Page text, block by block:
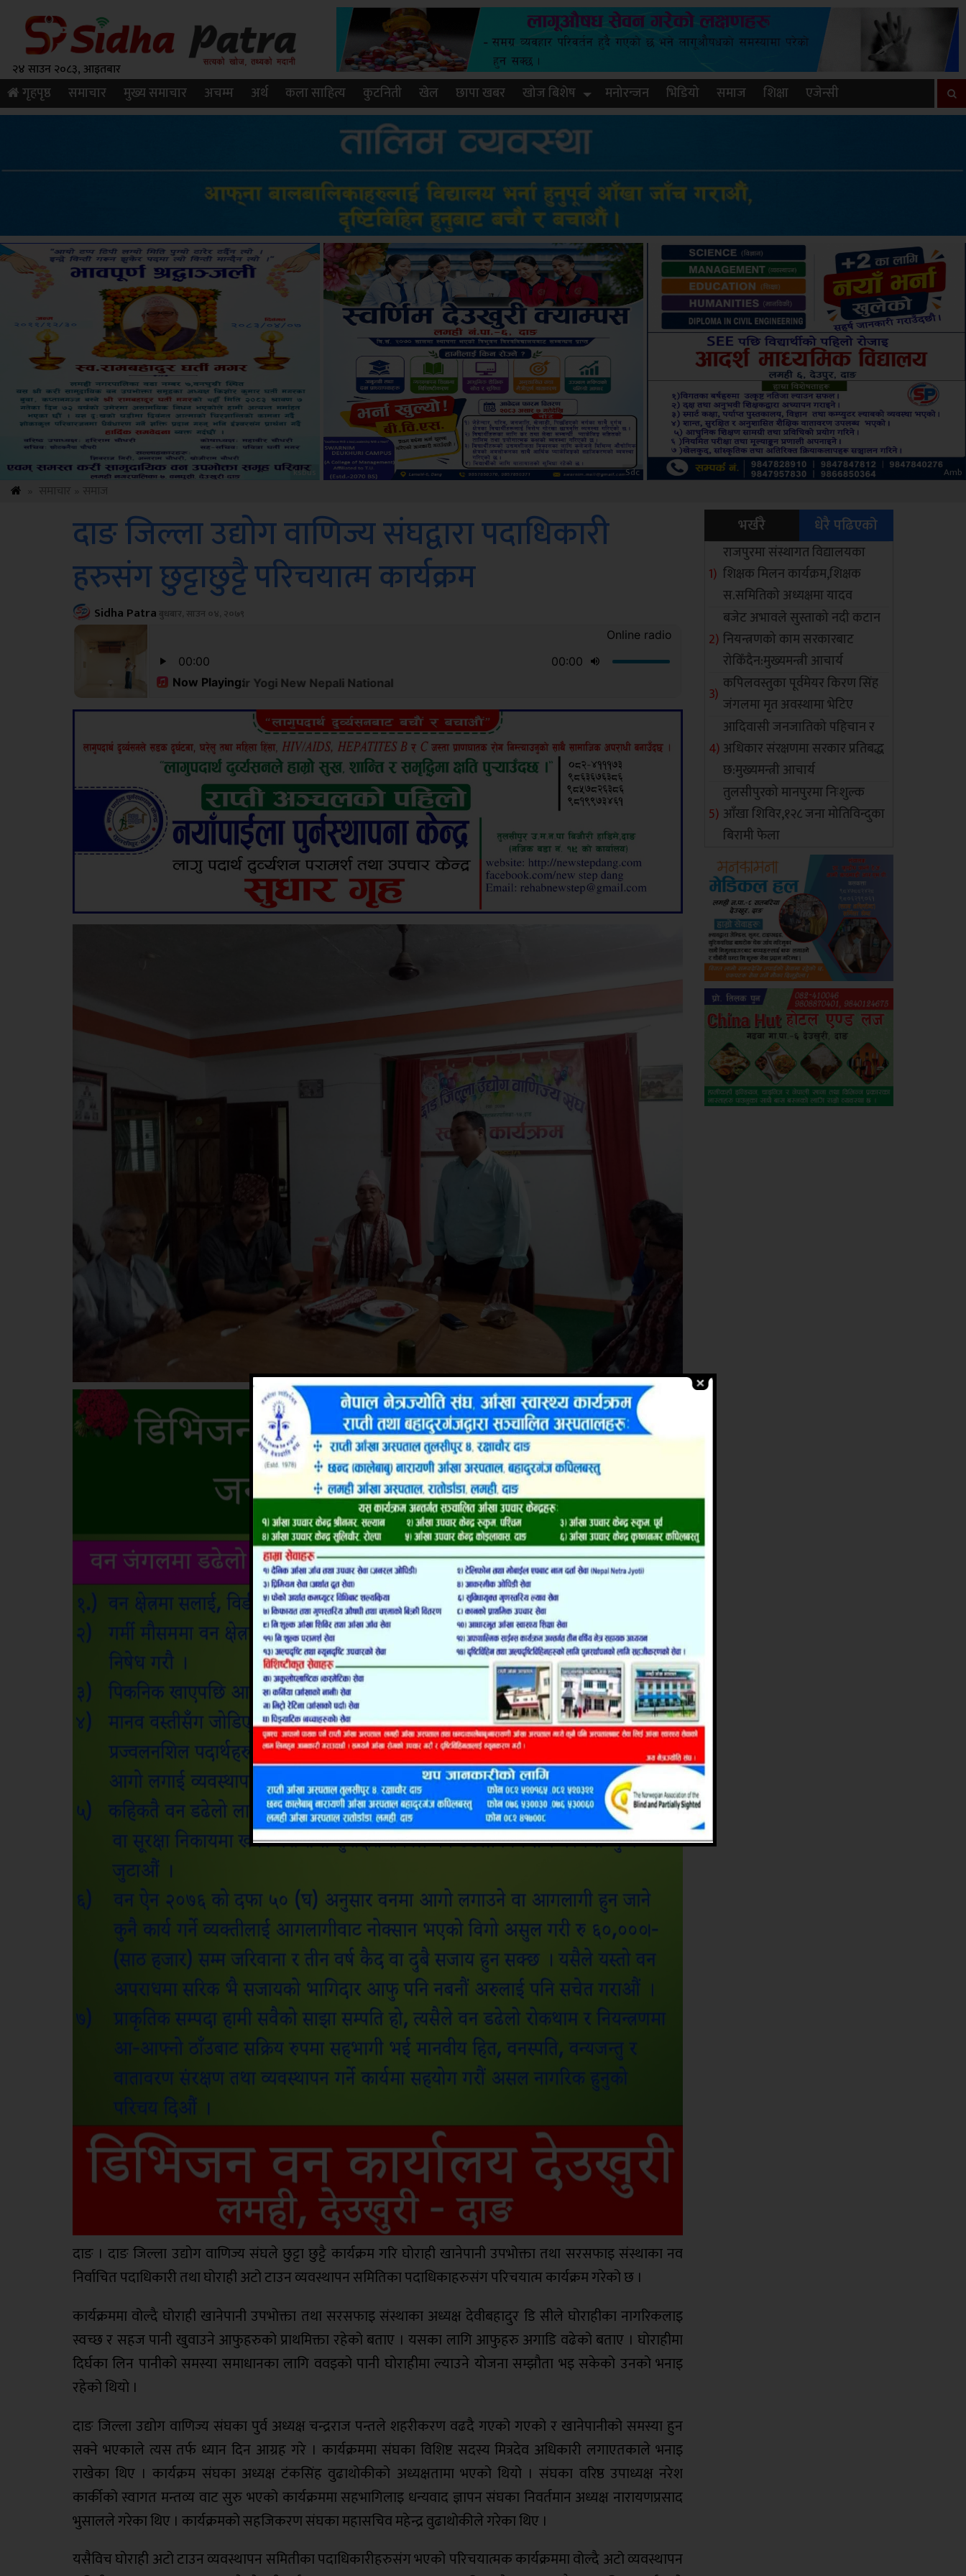
२४ साउन २०८३, आइतबार
गृहपृष्ठ समाचार मुख्य समाचार अचम्म अर्थ कला साहित्य कुटनिती खेल छापा खबर खोज बिशेष मनोरन्जन भिडियो समाज शिक्षा एजेन्सी
Sdc Amb ksbus
दाङ जिल्ला उद्योग वाणिज्य संघद्वारा पदाधिकारी
हरुसंग छुट्टाछुट्टै परिचयात्म कार्यक्रम
Sidha Patraबुधबार, साउन ०४, २०७९
दाङ । दाङ जिल्ला उद्योग वाणिज्य संघले छुट्टा छुट्टै कार्यक्रम गरि घोराही खानेपानी उपभोक्ता तथा सरसफाइ संस्थाका नव
निर्वाचित पदाधिकारी तथा घोराही अटो टाउन व्यवस्थापन समितिका पदाधिकाहरुसंग परिचयात्म कार्यक्रम गरेको छ ।
कार्यक्रममा वोल्दै घोराही खानेपानी उपभोक्ता तथा सरसफाइ संस्थाका अध्यक्ष देवीबहादुर डि सीले घोराहीका नागरिकलाइ
स्वच्छ र सहज पानी खुवाउने आफुहरुको प्राथमिक्ता रहेको बताए । यसका लागि आफुहरु अगाडि वढेको बताए । घोराहीमा
दिर्घका लिन पानीको समस्या समाधानका लागि ववइको पानी घोराहीमा ल्याउने योजना सम्झौता भइ सकेको उनको भनाइ
रहेको थियो ।
दाङ जिल्ला उद्योग वाणिज्य संघका पुर्व अध्यक्ष चन्द्रराज पन्तले शहरीकरण वढदै गएको गएको र खानेपानीको समस्या हुन
सक्ने भएकाले त्यस तर्फ ध्यान दिन आग्रह गरे । कार्यक्रममा संघका विशिष्ट सदस्य मित्रदेव अधिकारी लगाएतकाले भनाइ
राखेका थिए । कार्यक्रम संघका अध्यक्ष टंकसिंह वुढाथोकीको अध्यक्षतामा भएको थियो । संघका वरिष्ठ उपाध्यक्ष नरेश
कार्कीको स्वागत मन्तव्य वाट सुरु भएको कार्यक्रममा सहभागिलाइ धन्यवाद ज्ञापन संघका निवर्तमान अध्यक्ष नारायणप्रसाद
भुसालले गरेका थिए । कार्यक्रमको सहजिकरण संघका महासचिव महेन्द्र वुढाथोकीले गरेका थिए ।
यसैविच घोराही अटो टाउन व्यवस्थापन समितीका पदाधिकारीहरुसंग भएको परिचयात्मक कार्यक्रममा वोल्दै अटो व्यवस्थापन
भर्खरै धेरै पढिएको
राजपुरमा संस्थागत विद्यालयका
शिक्षक मिलन कार्यक्रम,शिक्षक
स.समितिको अध्यक्षमा यादव
बजेट अभावले सुस्ताको नदी कटान
नियन्त्रणको काम सरकारबाट
रोकिँदैन:मुख्यमन्त्री आचार्य
कपिलवस्तुका पूर्वमेयर किरण सिंह
जंगलमा मृत अवस्थामा भेटिए
आदिवासी जनजातिको पहिचान र
अधिकार संरक्षणमा सरकार प्रतिबद्ध
छ:मुख्यमन्त्री आचार्य
तुलसीपुरको मानपुरमा निःशुल्क
आँखा शिविर,१२८ जना मोतिविन्दुका
बिरामी फेला